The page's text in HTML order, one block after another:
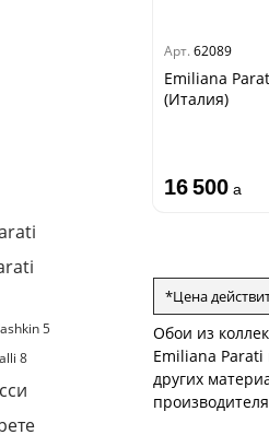
5
8
Арт. 62089
Emiliana
(Италия)
16 500 a
*Цена
Обои из
Emiliana
других